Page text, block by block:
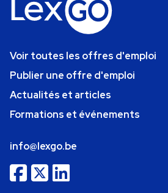
Voir toutes les offres d'emploi
Publier une offre d'emploi
Actualités et articles
Formations et événements
info@lexgo.be